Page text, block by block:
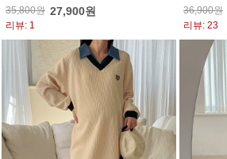
35,800원 27,900원
리뷰: 1
36,900원
리뷰: 23